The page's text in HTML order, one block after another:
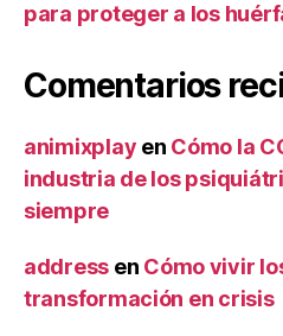
para proteger a los
Comentarios
animixplay en Cómo la
industria de los
siempre
address en Cómo vivir
transformación en crisis